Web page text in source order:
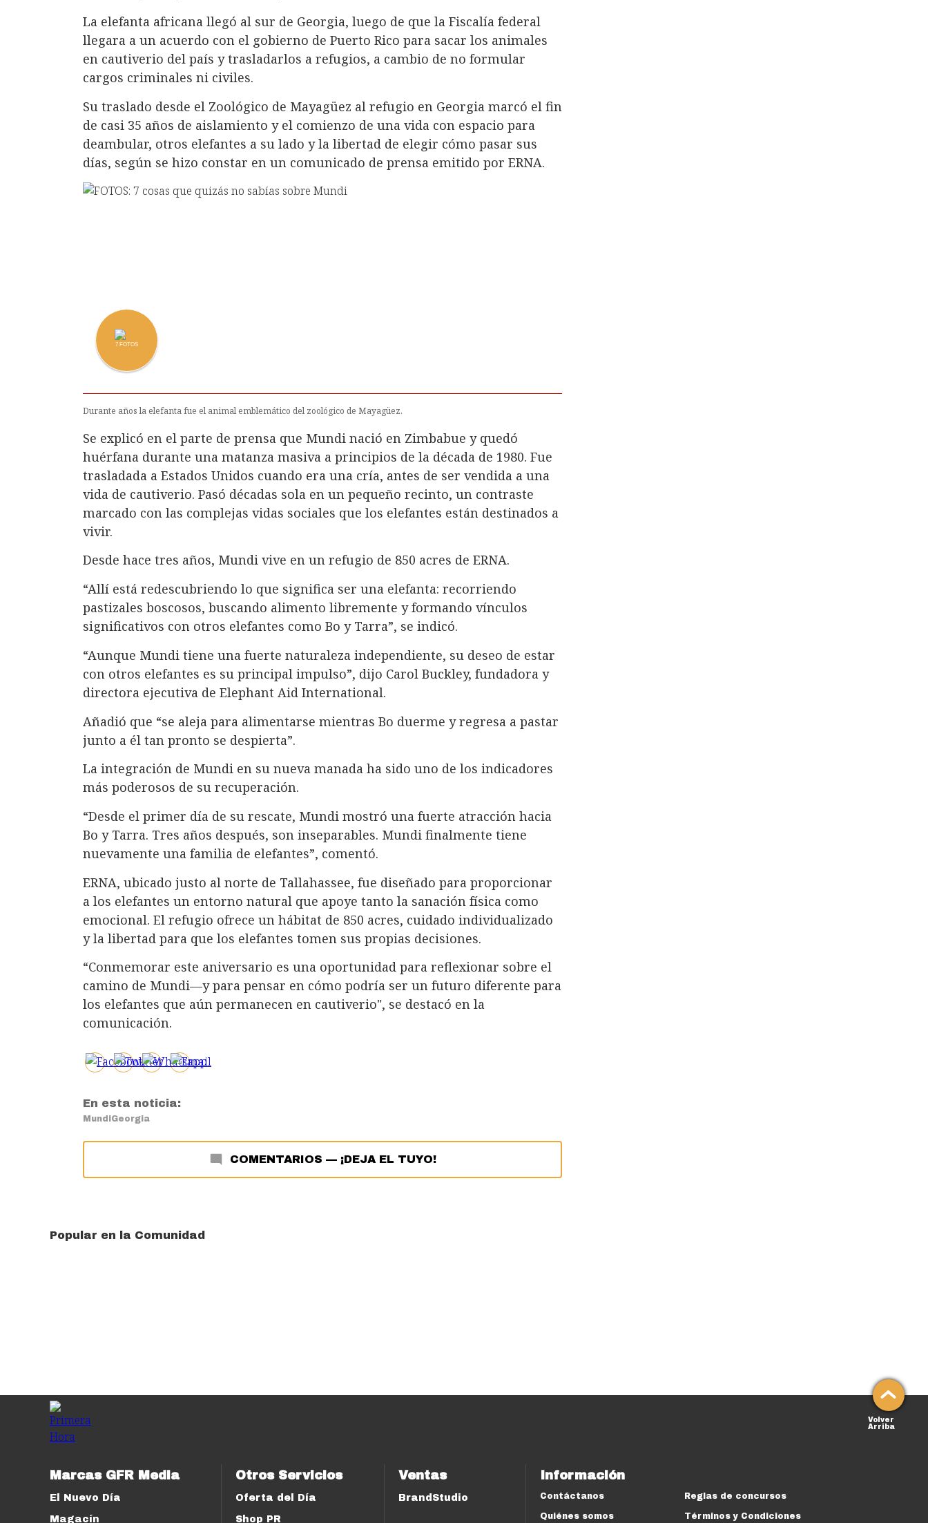
La elefanta africana llegó al sur de Georgia, luego de que la Fiscalía federal
llegara a un acuerdo con el gobierno de Puerto Rico para sacar los animales
en cautiverio del país y trasladarlos a refugios, a cambio de no formular
cargos criminales ni civiles.
Su traslado desde el Zoológico de Mayagüez al refugio en Georgia marcó el fin
de casi 35 años de aislamiento y el comienzo de una vida con espacio para
deambular, otros elefantes a su lado y la libertad de elegir cómo pasar sus
días, según se hizo constar en un comunicado de prensa emitido por ERNA.
7 FOTOS
Durante años la elefanta fue el animal emblemático del zoológico de Mayagüez.
Se explicó en el parte de prensa que Mundi nació en Zimbabue y quedó
huérfana durante una matanza masiva a principios de la década de 1980. Fue
trasladada a Estados Unidos cuando era una cría, antes de ser vendida a una
vida de cautiverio. Pasó décadas sola en un pequeño recinto, un contraste
marcado con las complejas vidas sociales que los elefantes están destinados a
vivir.
Desde hace tres años, Mundi vive en un refugio de 850 acres de ERNA.
“Allí está redescubriendo lo que significa ser una elefanta: recorriendo
pastizales boscosos, buscando alimento libremente y formando vínculos
significativos con otros elefantes como Bo y Tarra”, se indicó.
“Aunque Mundi tiene una fuerte naturaleza independiente, su deseo de estar
con otros elefantes es su principal impulso”, dijo Carol Buckley, fundadora y
directora ejecutiva de Elephant Aid International.
Añadió que “se aleja para alimentarse mientras Bo duerme y regresa a pastar
junto a él tan pronto se despierta”.
La integración de Mundi en su nueva manada ha sido uno de los indicadores
más poderosos de su recuperación.
“Desde el primer día de su rescate, Mundi mostró una fuerte atracción hacia
Bo y Tarra. Tres años después, son inseparables. Mundi finalmente tiene
nuevamente una familia de elefantes”, comentó.
ERNA, ubicado justo al norte de Tallahassee, fue diseñado para proporcionar
a los elefantes un entorno natural que apoye tanto la sanación física como
emocional. El refugio ofrece un hábitat de 850 acres, cuidado individualizado
y la libertad para que los elefantes tomen sus propias decisiones.
“Conmemorar este aniversario es una oportunidad para reflexionar sobre el
camino de Mundi—y para pensar en cómo podría ser un futuro diferente para
los elefantes que aún permanecen en cautiverio", se destacó en la
comunicación.
En esta noticia:
MundiGeorgia
COMENTARIOS — ¡DEJA EL TUYO!
Popular en la Comunidad
Volver
Arriba
Marcas GFR Media
El Nuevo Día
Magacín
Otros Servicios
Oferta del Día
Shop PR
Ventas
BrandStudio
Información
Contáctanos
Quiénes somos
Reglas de concursos
Términos y Condiciones